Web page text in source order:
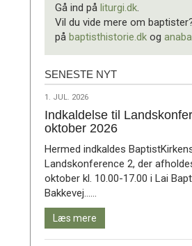
Gå ind på liturgi.dk
Vil du vide mere om
på baptisthistorie.dk og
Seneste
SENESTE NYT
1.
jul.
2026
1. JUL. 2026
Indkaldelse til
oktober 2026
Hermed indkaldes
Landskonference 2, der
oktober kl. 10.00-17.00 i Lai
Bakkevej……
mere
Læs mere